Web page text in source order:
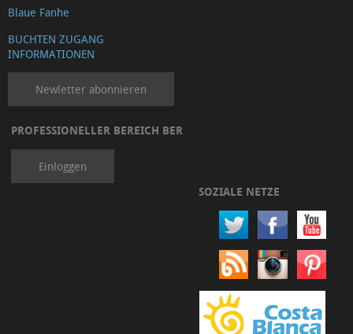
Blaue Fanhe
BUCHTEN ZUGANG
INFORMATIONEN
Newletter abonnieren
PROFESSIONELLER BEREICH BER
Einloggen
SOZIALE NETZE